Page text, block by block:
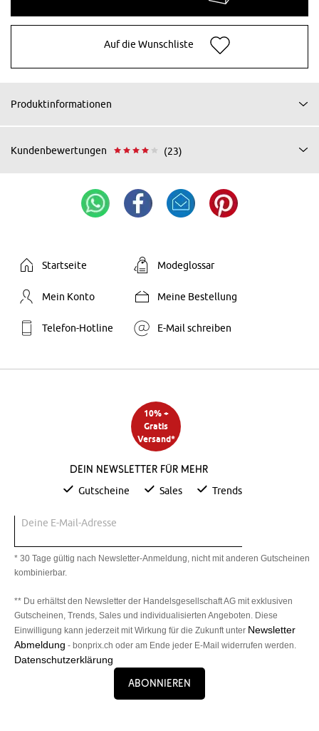
Auf die Wunschliste
Produktinformationen
Kundenbewertungen (23)
Startseite Modeglossar
Mein Konto Meine Bestellung
Telefon-Hotline E-Mail schreiben
10% +
Gratis
Versand*
Dein Newsletter für mehr
Gutscheine Sales Trends
Deine E-Mail-Adresse
* 30 Tage gültig nach Newsletter-Anmeldung, nicht mit anderen Gutscheinen
kombinierbar.
** Du erhältst den Newsletter der Handelsgesellschaft AG mit exklusiven
Gutscheinen, Trends, Sales und individualisierten Angeboten. Diese
Einwilligung kann jederzeit mit Wirkung für die Zukunft unter Newsletter
Abmeldung - bonprix.ch oder am Ende jeder E-Mail widerrufen werden.
Datenschutzerklärung
Abonnieren